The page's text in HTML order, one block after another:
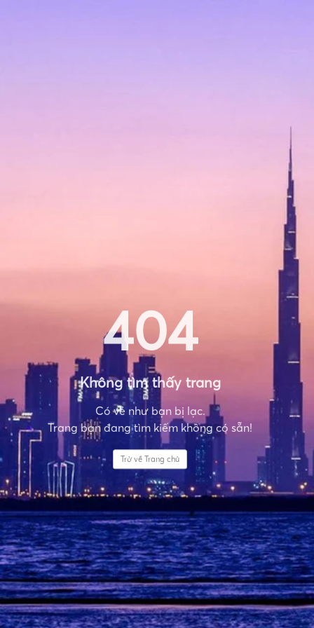
404
Không tìm thấy trang
Có vẻ như bạn bị lạc.
Trang bạn đang tìm kiếm không có sẵn!
Trở về Trang chủ